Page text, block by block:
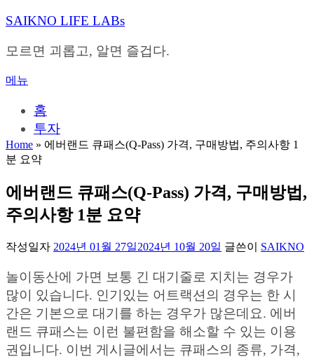
내
으
바
SAIKNO LIFE LABs
모르면 괴롭고, 알면 즐겁다.
메뉴
홈
투자
Home » 에버랜드 큐패스(Q-Pass) 가격, 구매방법, 주의사항 1
분 요약
에버랜드 큐패스(Q-Pass) 가격, 구매방법,
주의사항 1분 요약
작성일자 2024년 01월 27일2024년 10월 20일 글쓴이 SAIKNO
놀이동산에 가면 보통 긴 대기줄로 지치는 경우가
많이 있습니다. 인기있는 어트랙션의 경우는 한 시
간은 기본으로 대기를 하는 경우가 많은데요. 에버
랜드 큐패스는 이런 불편함을 해소할 수 있는 이용
권입니다. 이번 게시글에서는 큐패스의 종류, 가격,